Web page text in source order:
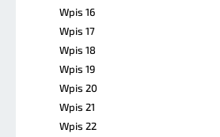
Wpis 16
Wpis 17
Wpis 18
Wpis 19
Wpis 20
Wpis 21
Wpis 22